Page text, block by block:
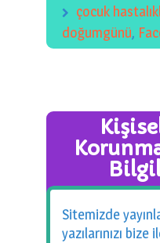
çocuk
doğumgünü,
Sitemizde
yazılarınızı